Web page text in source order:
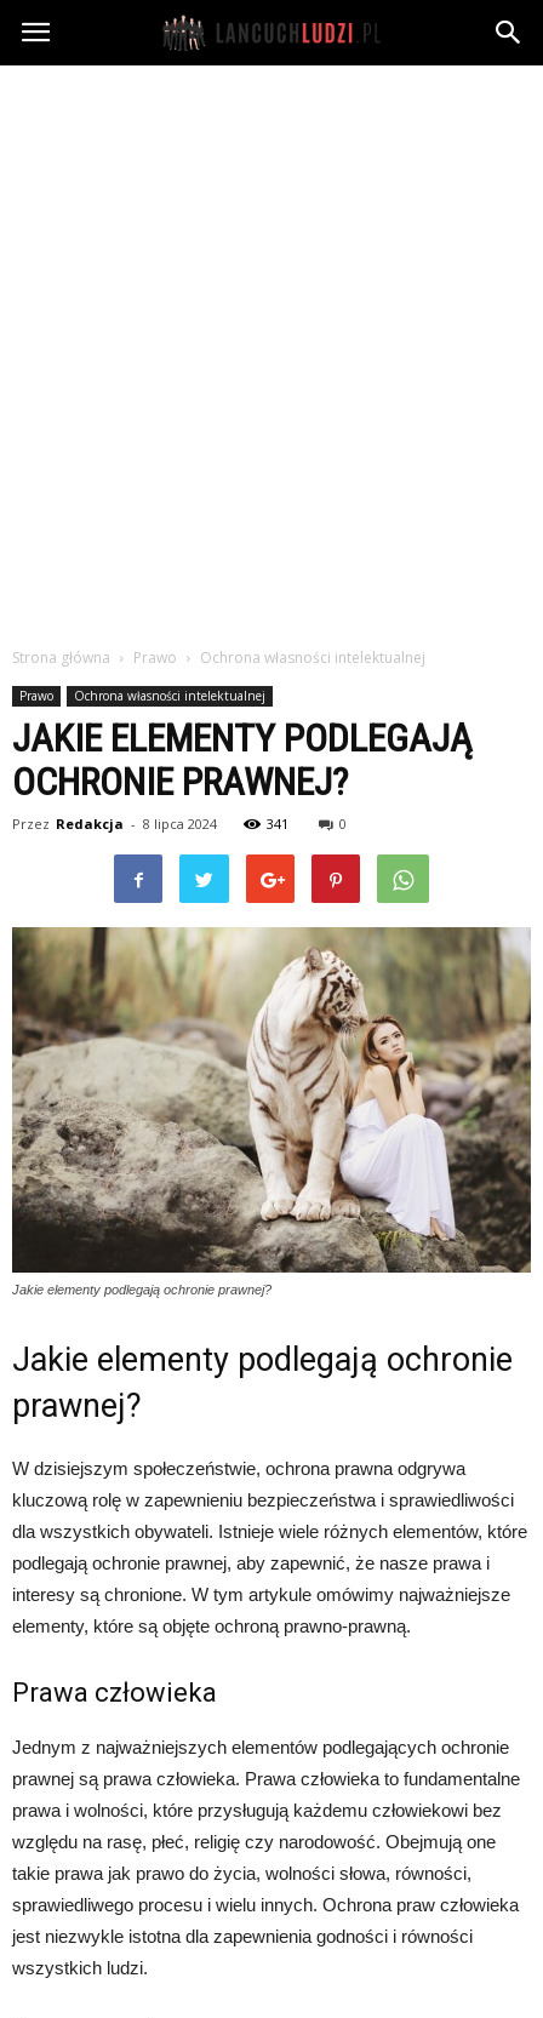
Lancuchludzi.pl
Strona główna Prawo Ochrona własności intelektualnej
Prawo Ochrona własności intelektualnej
JAKIE ELEMENTY PODLEGAJĄ
OCHRONIE PRAWNEJ?
Przez Redakcja - 8 lipca 2024 341 0
Jakie elementy podlegają ochronie prawnej?
Jakie elementy podlegają ochronie
prawnej?
W dzisiejszym społeczeństwie, ochrona prawna odgrywa
kluczową rolę w zapewnieniu bezpieczeństwa i sprawiedliwości
dla wszystkich obywateli. Istnieje wiele różnych elementów, które
podlegają ochronie prawnej, aby zapewnić, że nasze prawa i
interesy są chronione. W tym artykule omówimy najważniejsze
elementy, które są objęte ochroną prawno-prawną.
Prawa człowieka
Jednym z najważniejszych elementów podlegających ochronie
prawnej są prawa człowieka. Prawa człowieka to fundamentalne
prawa i wolności, które przysługują każdemu człowiekowi bez
względu na rasę, płeć, religię czy narodowość. Obejmują one
takie prawa jak prawo do życia, wolności słowa, równości,
sprawiedliwego procesu i wielu innych. Ochrona praw człowieka
jest niezwykle istotna dla zapewnienia godności i równości
wszystkich ludzi.